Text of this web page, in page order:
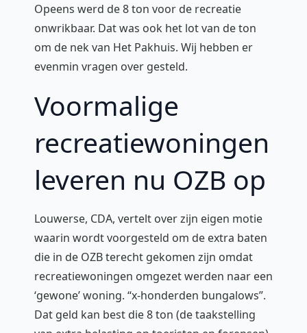
Opeens werd de 8 ton voor de recreatie
onwrikbaar. Dat was ook het lot van de ton
om de nek van Het Pakhuis. Wij hebben er
evenmin vragen over gesteld.
Voormalige
recreatiewoningen
leveren nu OZB op
Louwerse, CDA, vertelt over zijn eigen motie
waarin wordt voorgesteld om de extra baten
die in de OZB terecht gekomen zijn omdat
recreatiewoningen omgezet werden naar een
‘gewone’ woning. “x-honderden bungalows”.
Dat geld kan best die 8 ton (de taakstelling